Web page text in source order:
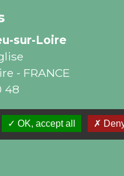
sur-Loire
- FRANCE
48
OK, accept all